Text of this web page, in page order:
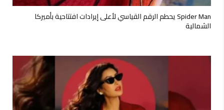
Spider Man يحطم الرقم القياسي لأعلى إيرادات افتتاحية بأميركا
الشمالية